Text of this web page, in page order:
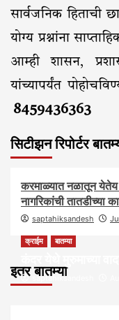
सार्वजनिक हिताची
योग्य प्रश्नांना
आम्ही शासन,
यांच्यापर्यंत
8459436363
सिटीझन रिपोर्टर
आरोग्य आवाज जनतेचा
करमाळ्यात नळातून येतेय
नागरिकांची तातडीच्या
saptahiksandesh
इतर बातम्या
क्राईम बातम्या
saptahiksandesh